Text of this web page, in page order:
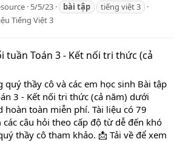
5/5/23 bài tập
tiếng việt 3
Tiếng Việt 3
tuần Toán 3 - Kết nối tri thức (cả
quý thầy cô và các em học sinh Bài tập
3 - Kết nối tri thức (cả năm) dưới
hoàn toàn miễn phí. Tài liệu có 79
câu hỏi theo cấp độ từ dễ đến khó
thầy cô tham khảo. 📩 Tải về để xem